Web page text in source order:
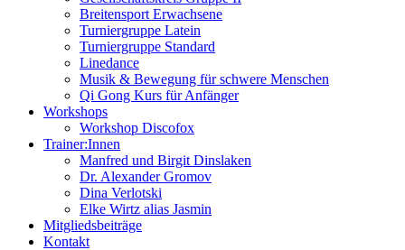
Breitensport Erwachsene
Turniergruppe Latein
Turniergruppe Standard
Linedance
Musik & Bewegung für schwere Menschen​
Qi Gong Kurs für Anfänger
Workshops
Workshop Discofox
Trainer:Innen
Manfred und Birgit Dinslaken
Dr. Alexander Gromov
Dina Verlotski
Elke Wirtz alias Jasmin
Mitgliedsbeiträge
Kontakt